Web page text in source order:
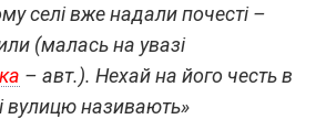
селі вже надали почесті –
(малась на увазі
– авт.). Нехай на його честь в
вулицю називають»